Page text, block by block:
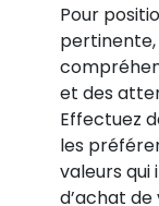
Pour
pertinente,
et des
Effectuez
les
valeurs qui
d’achat